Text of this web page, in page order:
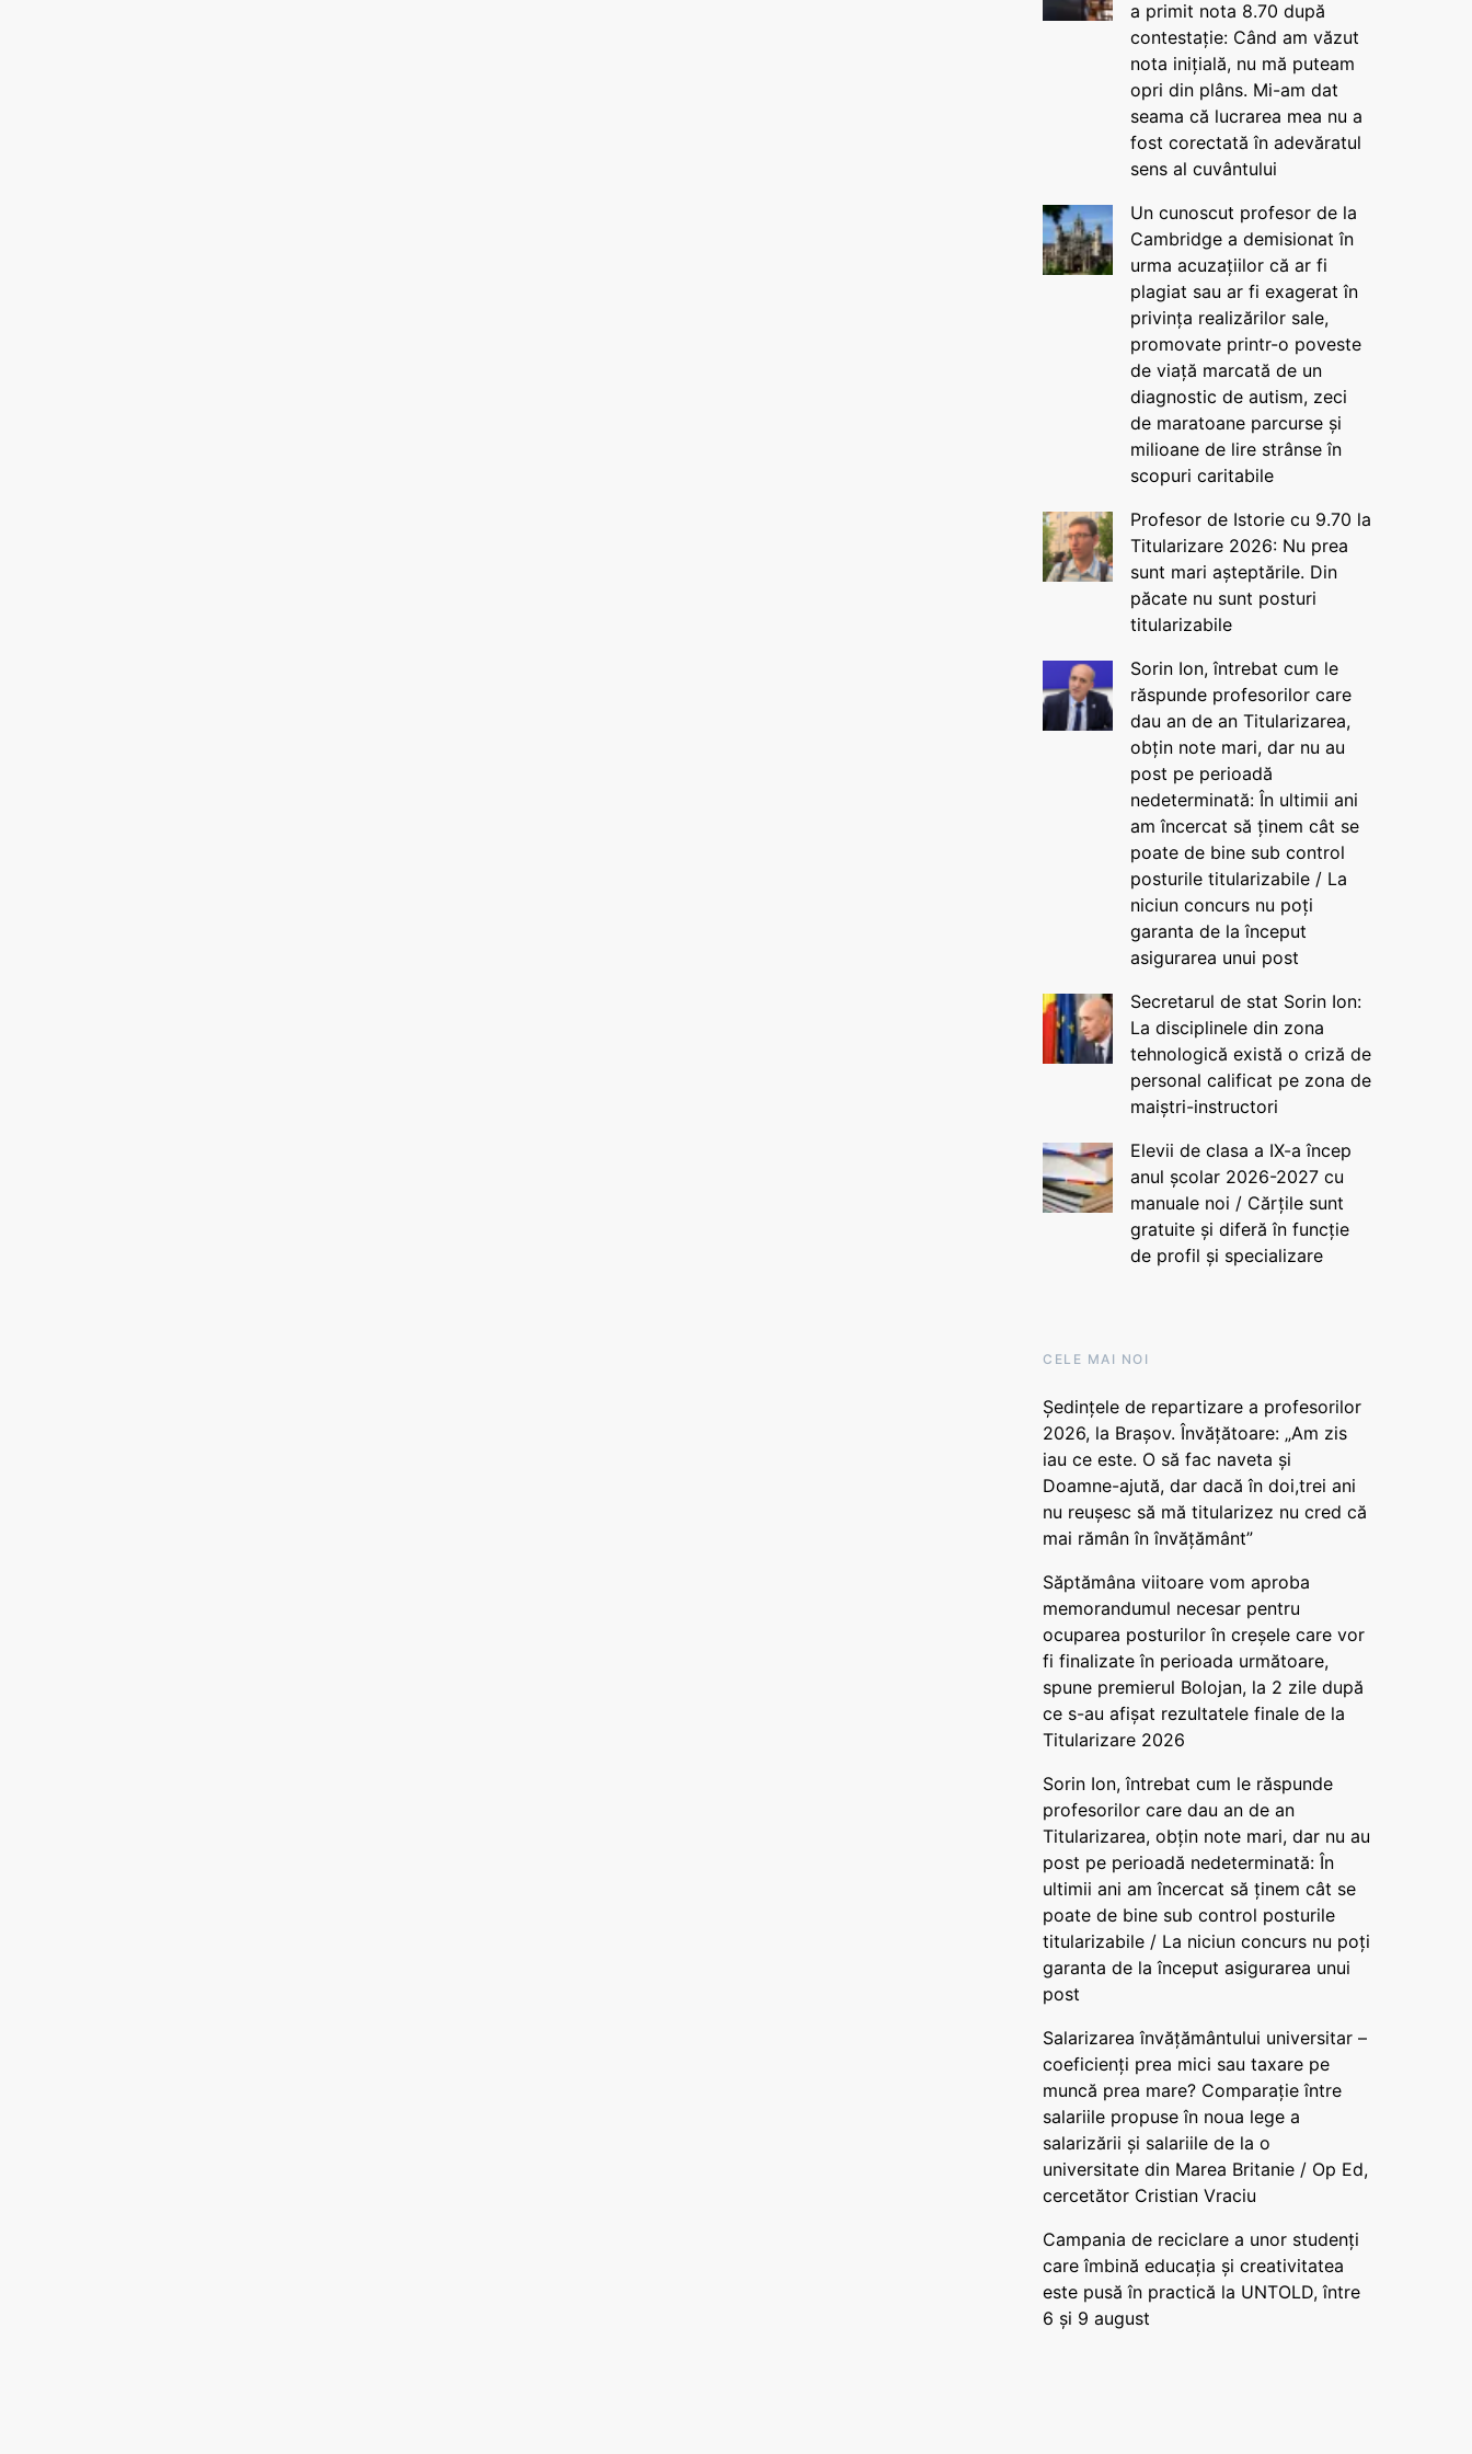
a primit nota 8.70 după
contestație: Când am văzut
nota inițială, nu mă puteam
opri din plâns. Mi-am dat
seama că lucrarea mea nu a
fost corectată în adevăratul
sens al cuvântului
Un cunoscut profesor de la
Cambridge a demisionat în
urma acuzațiilor că ar fi
plagiat sau ar fi exagerat în
privința realizărilor sale,
promovate printr-o poveste
de viață marcată de un
diagnostic de autism, zeci
de maratoane parcurse și
milioane de lire strânse în
scopuri caritabile
Profesor de Istorie cu 9.70 la
Titularizare 2026: Nu prea
sunt mari așteptările. Din
păcate nu sunt posturi
titularizabile
Sorin Ion, întrebat cum le
răspunde profesorilor care
dau an de an Titularizarea,
obțin note mari, dar nu au
post pe perioadă
nedeterminată: În ultimii ani
am încercat să ținem cât se
poate de bine sub control
posturile titularizabile / La
niciun concurs nu poți
garanta de la început
asigurarea unui post
Secretarul de stat Sorin Ion:
La disciplinele din zona
tehnologică există o criză de
personal calificat pe zona de
maiștri-instructori
Elevii de clasa a IX-a încep
anul școlar 2026-2027 cu
manuale noi / Cărțile sunt
gratuite și diferă în funcție
de profil și specializare
CELE MAI NOI
Ședințele de repartizare a profesorilor
2026, la Brașov. Învățătoare: „Am zis
iau ce este. O să fac naveta și
Doamne-ajută, dar dacă în doi,trei ani
nu reușesc să mă titularizez nu cred că
mai rămân în învățământ”
Săptămâna viitoare vom aproba
memorandumul necesar pentru
ocuparea posturilor în creșele care vor
fi finalizate în perioada următoare,
spune premierul Bolojan, la 2 zile după
ce s-au afișat rezultatele finale de la
Titularizare 2026
Sorin Ion, întrebat cum le răspunde
profesorilor care dau an de an
Titularizarea, obțin note mari, dar nu au
post pe perioadă nedeterminată: În
ultimii ani am încercat să ținem cât se
poate de bine sub control posturile
titularizabile / La niciun concurs nu poți
garanta de la început asigurarea unui
post
Salarizarea învățământului universitar –
coeficienți prea mici sau taxare pe
muncă prea mare? Comparație între
salariile propuse în noua lege a
salarizării și salariile de la o
universitate din Marea Britanie / Op Ed,
cercetător Cristian Vraciu
Campania de reciclare a unor studenți
care îmbină educația și creativitatea
este pusă în practică la UNTOLD, între
6 și 9 august